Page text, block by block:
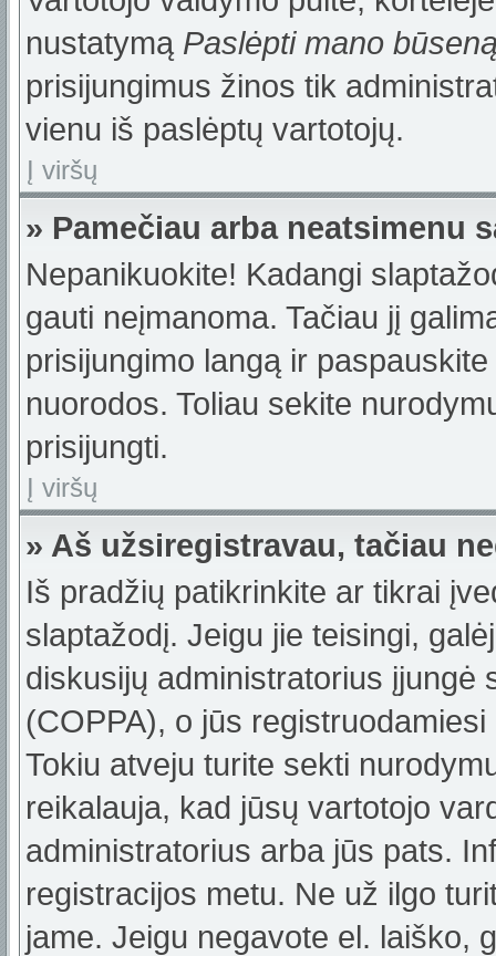
nustatymą Paslėpti mano
prisijungimus žinos tik
vienu iš paslėptų vartotojų.
Į viršų
» Pamečiau arba neatsimenu
Nepanikuokite! Kadangi
gauti neįmanoma. Tačiau jį
prisijungimo langą ir
nuorodos. Toliau sekite
prisijungti.
Į viršų
» Aš užsiregistravau, tačiau
Iš pradžių patikrinkite ar tikrai
slaptažodį. Jeigu jie teisingi,
diskusijų administratorius įjungė
(COPPA), o jūs
Tokiu atveju turite sekti
reikalauja, kad jūsų vartotojo
administratorius arba jūs pats.
registracijos metu. Ne už ilgo
jame. Jeigu negavote el. laiško,